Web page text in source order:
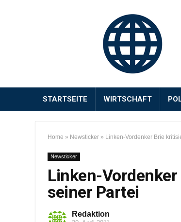
STARTSEITE WIRTSCHAFT
Home » Newsticker » Linken-Vordenker Brie
Newsticker
Linken-
seiner Partei
Redaktion